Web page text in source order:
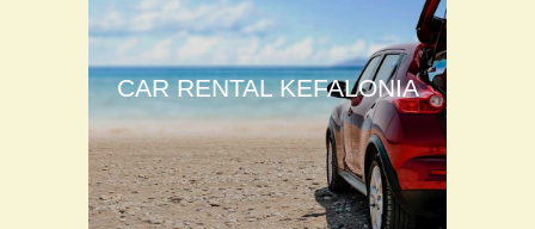
CAR RENTAL KEFALONIA